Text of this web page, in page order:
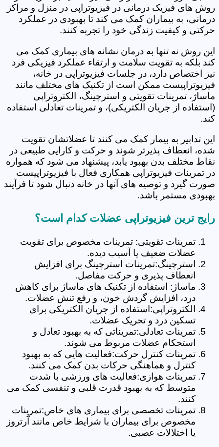
روش های فیزیک درمانی در فیزیوتراپی در منزل و مراکز
درمانی، به بیماران کمک می کند تا بهبودی در عملکرد
حرکتی و کیفیت زندگی خود را تجربه کنند.
این روش نه تنها به درمان نشانه های بیماری کمک می
کند بلکه به تقویت سلامت و ارتقاء عملکرد فیزیکی فرد
نیز اختصاص دارد، در جلسات فیزیوتراپی در خانه،
فیزیوتراپیست ممکن است از تکنیک های مختلف مانند
ماساژ، تمرینات تقویتی و استرچینگ، الکتروتراپی
(استفاده از جریان الکتریکی)، و تمرینات تعادلی استفاده
کند.
این تدابیر به بیمار کمک می کنند تا عضلاتشان تقویت
شده، انعطاف پذیرتر شوند و حرکت و کارایی طبیعی در
نقاط مختلف بدن بهبود یابد، پیشنهاد می شود که همواره
در تمرینات فیزیوتراپی همکاری فعال با فیزیوتراپیست
صورت گیرد و توصیه های آنها در خانه دنبال شود تا فرآیند
بهبودی مستمر باشد.
رایج ترین فیزیوتراپی عضلات کدام است؟
تمرینات تقویتی: تمرینات مخصوص برای تقویت
عضلات ضعیف یا آسیب دیده.
استرچینگ:تمرینات استرچینگ برای افزایش
انعطاف پذیری و حرکت مفاصل.
ماساژ: استفاده از تکنیک های ماساژ برای کاهش
درد، افزایش گردش خون، و رفع تنش عضلات.
الکتروتراپی:استفاده از جریان الکتریکی برای
تسکین درد و تحریک عضلات.
تمرینات تعادلی:تمریناتی که به بهبود تعادل و
استحکام عضلات مربوط می شوند.
تمرینات کنترل حرکت:فعالیت هایی که به بهبود
کنترل و هماهنگی حرکات بدن کمک می کنند.
تمرینات هوازی:فعالیت های ورزشی با شدت
متوسط که به بهبود قدرت قلبی و تنفسی کمک می
کنند.
تمرینات تخصصی برای بیماری های خاص:تمرینات
مخصوص برای بیماران با شرایط خاص مانند آرتروز
یا اختلالات عصبی.